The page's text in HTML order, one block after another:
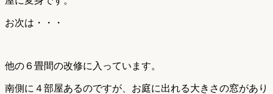
お次は・・・
他の６畳間の改修に入っています。
南側に４部屋あるのですが、お庭に出れる大きさの窓があり